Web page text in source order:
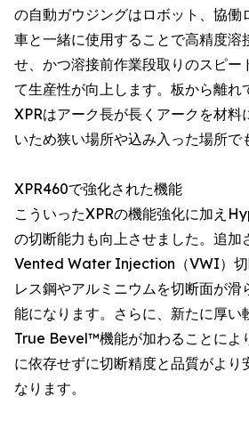
の自動ガウジングはロボット、協働
車と一緒に使用することで高精度溶
せ、かつ溶接前作業段取りのスピー
て生産性が向上します。板から離れ
XPRはアーク長が長くアークを材料
いため狭い場所や込み入った場所で
XPR460で強化された機能
こういったXPRの機能強化に加え
の切断能力も向上させました。追加
Vented Water Injection（VWI）切
レス鋼やアルミニウムを切断面が滑
能になります。さらに、新たに厚
True Bevel™機能が加わることによ
に依存せずに切断精度と品質がより
なります。